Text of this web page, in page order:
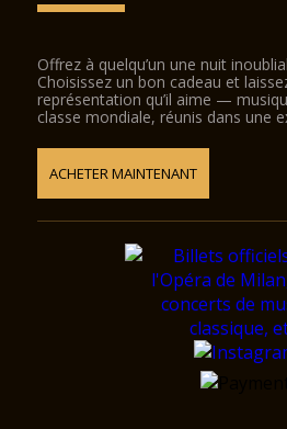
Offrez à quelqu’un une nuit
Choisissez un bon cadeau et
représentation qu’il aime —
classe mondiale, réunis dans une
ACHETER MAINTENANT